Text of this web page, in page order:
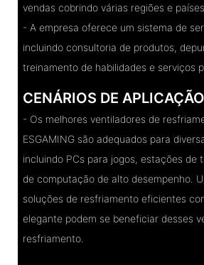
vendas cobrindo várias regiões e países.
- A empresa oferece um sistema de
incluindo consultoria de produtos,
treinamento de habilidades e serviços
CENÁRIOS DE APLICAÇÃO
- Os melhores ventiladores de
ESGAMING são adequados para
incluindo PCs para jogos, estações de
de computação de alto desempenho.
soluções de resfriamento eficientes
elegante podem se beneficiar desses
resfriamento.